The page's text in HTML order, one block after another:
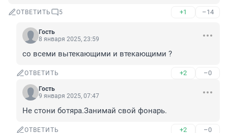
ОТВЕТИТЬ 5 +1 –14
Гость
8 января 2025, 23:59
со всеми вытекающими и втекающими ?
ОТВЕТИТЬ +2 –0
Гость
9 января 2025, 07:47
Не стони ботяра.Занимай свой фонарь.
ОТВЕТИТЬ +2 –0